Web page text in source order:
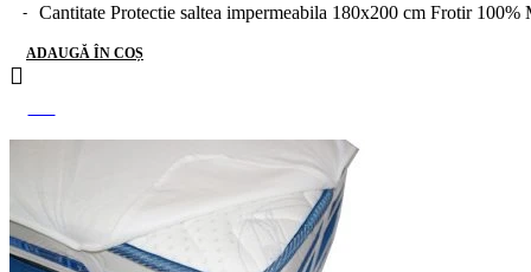
Cantitate Protectie saltea impermeabila 180x200 cm Frotir 100%
ADAUGĂ ÎN COȘ